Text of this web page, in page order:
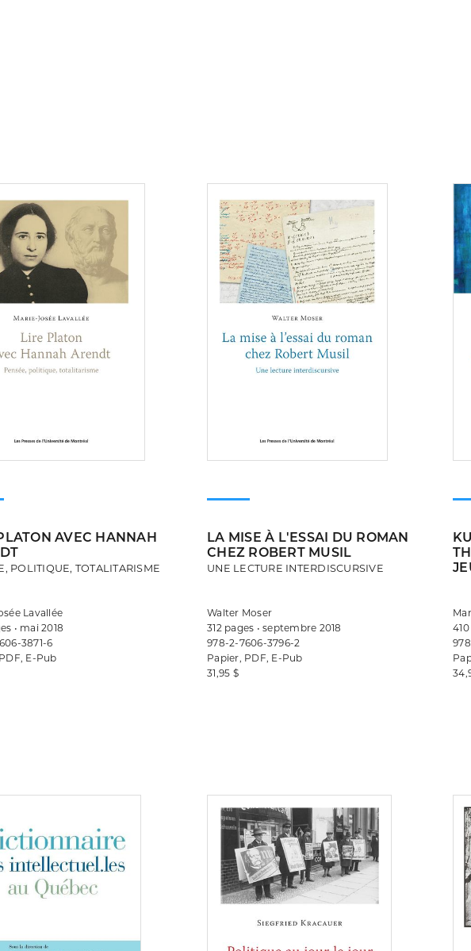
AVEC HANNAH
POLITIQUE, TOTALITARISME
Lavallée
• mai 2018
3871-6
E-Pub
LA MISE À L'ESSAI DU ROMAN
CHEZ ROBERT MUSIL
UNE LECTURE INTERDISCURSIVE
Walter Moser
312 pages • septembre 2018
978-2-7606-3796-2
Papier, PDF, E-Pub
31,95 $